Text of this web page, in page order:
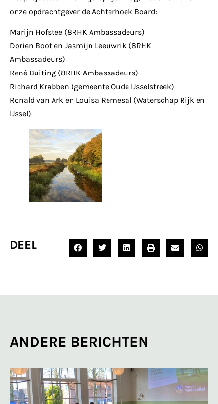
onze opdrachtgever de Achterhoek Board:
Marijn Hofstee (8RHK Ambassadeurs)
Dorien Boot en Jasmijn Leeuwrik (8RHK
Ambassadeurs)
René Buiting (8RHK Ambassadeurs)
Richard Krabben (gemeente Oude IJsselstreek)
Ronald van Ark en Louisa Remesal (Waterschap Rijk en
IJssel)
DEEL
ANDERE BERICHTEN